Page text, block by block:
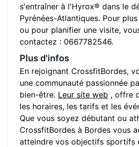
s'entraîner à l'Hyrox® dans le
Pyrénées-Atlantiques. Pour
ou pour planifier une visite,
contactez : 0667782546.
Plus d'infos
En rejoignant CrossfitBordes,
une communauté passionnée
bien-être. Leur site web , offre
les horaires, les tarifs et les
Que vous soyez débutant ou
CrossfitBordes à Bordes vous
atteindre vos objectifs sportifs